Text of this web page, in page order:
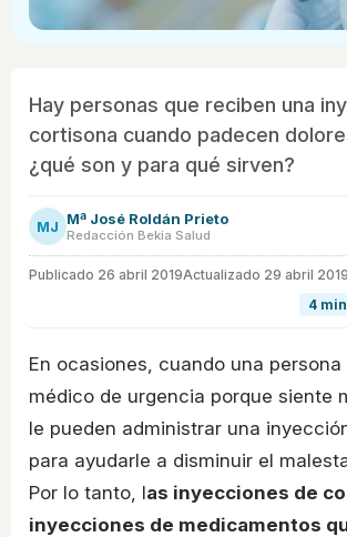
Hay personas que reciben una
cortisona cuando padecen
¿qué son y para qué sirven?
MJ Mª José Roldán Prieto
Redacción Bekia Salud
Publicado 26 abril 2019Actualizado 29 abril 2019
4 min
En ocasiones, cuando una
médico de urgencia porque siente
le pueden administrar una
para ayudarle a disminuir el
Por lo tanto, las inyecciones de
inyecciones de medicamentos